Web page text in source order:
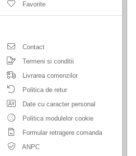
Favorite
Contact
Termeni si conditii
Livrarea comenzilor
Politica de retur
Date cu caracter personal
Politica modulelor cookie
Formular retragere comanda
ANPC